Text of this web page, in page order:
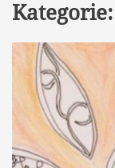
Kategorie: